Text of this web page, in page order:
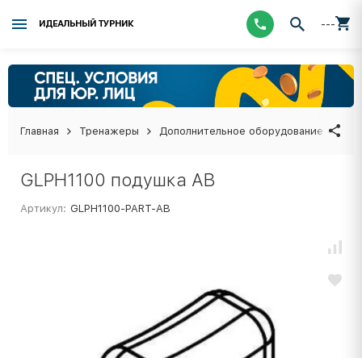
ИДЕАЛЬНЫЙ ТУРНИК ---
Главная Тренажеры Дополнительное оборудование
GLPH1100 подушка AB
Артикул: GLPH1100-PART-AB